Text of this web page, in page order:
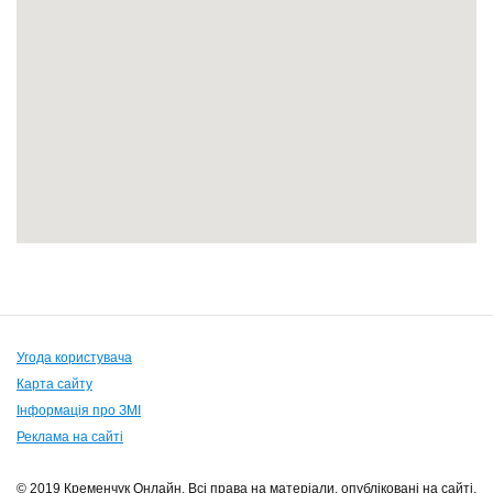
Угода користувача
Карта сайту
Інформація про ЗМІ
Реклама на сайті
© 2019 Кременчук Онлайн. Всі права на матеріали, опубліковані на сайті,